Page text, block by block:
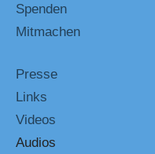
Spenden
Mitmachen
Presse
Links
Videos
Audios